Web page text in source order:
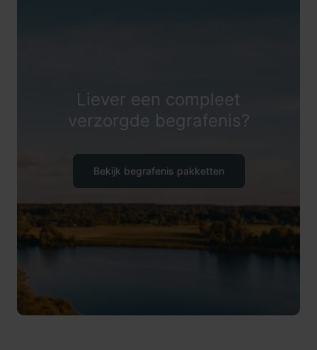
Liever een compleet
verzorgde begrafenis?
Bekijk begrafenis pakketten